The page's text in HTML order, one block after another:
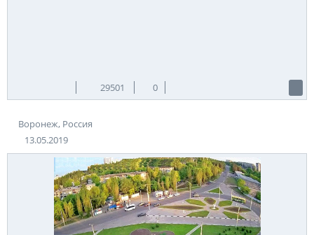
29501 0
Воронеж, Россия
13.05.2019